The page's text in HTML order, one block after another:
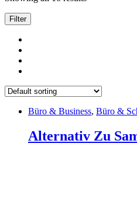
Filter
Büro & Business, Büro &
Alternativ Zu